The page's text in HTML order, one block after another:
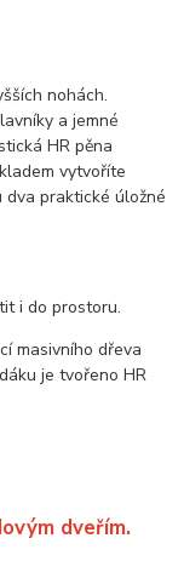
nohách.
a jemné
HR pěna
vytvoříte
praktické úložné
i do prostoru.
masivního dřeva
je tvořeno HR
dveřím.